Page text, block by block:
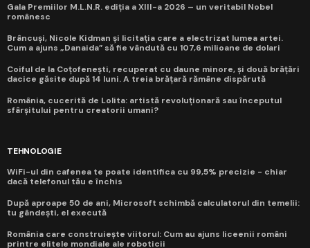
Gala Premiilor M.L.N.R. ediția a XIII-a 2026 – un veritabil Nobel
românesc
Brâncuși, Nicole Kidman și licitația care a electrizat lumea artei.
Cum a ajuns „Danaida” să fie vândută cu 107,6 milioane de dolari
Coiful de la Coțofenești, recuperat cu daune minore, și două brățări
dacice găsite după 14 luni. A treia brățară rămâne dispărută
România, cucerită de Lolita: artistă revoluționară sau începutul
sfârșitului pentru creatorii umani?
TEHNOLOGIE
WiFi-ul din cafenea te poate identifica cu 99,5% precizie - chiar
dacă telefonul tău e închis
După aproape 50 de ani, Microsoft schimbă calculatorul din temelii:
tu gândești, el execută
România care construiește viitorul: Cum au ajuns liceenii români
printre elitele mondiale ale roboticii